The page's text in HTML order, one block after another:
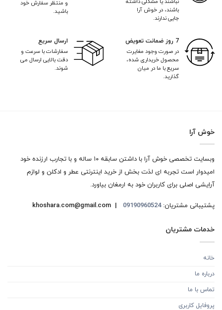
باشند، در خوش آرا
جایی ندارند.
و منتظر سفارش خود
باشید.
7 روز ضمانت تعویض
در صورت وجود مغایرت
محصول خریداری شده،
سریع با ما در میان
گذارید.
ارسال سریع
سفارشات با سرعت و
دقت بالایی ارسال می
شوند.
خوش آرا
وبسایت تخصصی خوش آرا با داشتن سابقه ۱۰ ساله و با تجارب ارزنده خود
امیدوار است تجربه ای لذت بخش از خرید اینترنتی عطر و ادکلن و لوازم
آرایشی اصلی برای کاربران خود به ارمغان بیاورد.
پشتیبانی مشتریان: khoshara.com@gmail.com | 09190960524
خدمات مشتریان
خانه
درباره ما
تماس با ما
پروفایل کاربری